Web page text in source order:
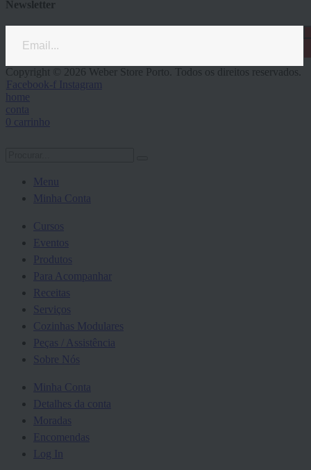
Newsletter
Copyright © 2026 Weber Store Porto. Todos os direitos reservados.
Facebook-f Instagram
home
conta
0 carrinho
Menu
Minha Conta
Cursos
Eventos
Produtos
Para Acompanhar
Receitas
Serviços
Cozinhas Modulares
Peças / Assistência
Sobre Nós
Minha Conta
Detalhes da conta
Moradas
Encomendas
Log In